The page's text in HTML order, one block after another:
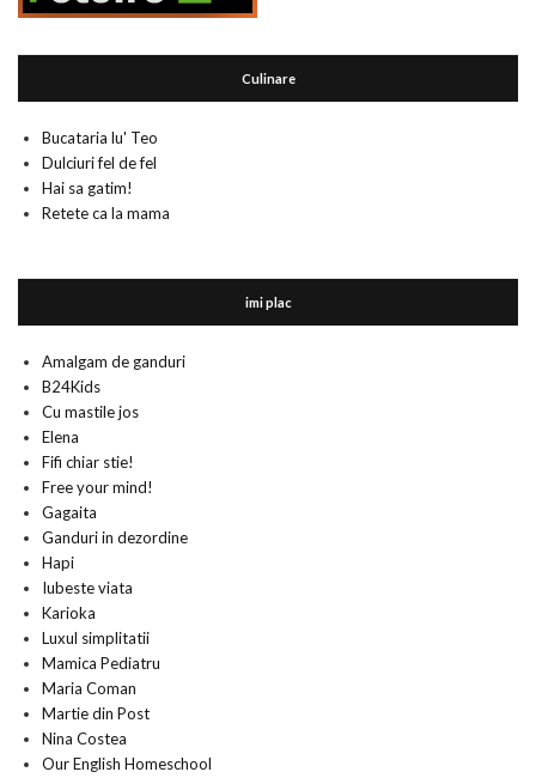
Culinare
Bucataria lu' Teo
Dulciuri fel de fel
Hai sa gatim!
Retete ca la mama
imi plac
Amalgam de ganduri
B24Kids
Cu mastile jos
Elena
Fifi chiar stie!
Free your mind!
Gagaita
Ganduri in dezordine
Hapi
Iubeste viata
Karioka
Luxul simplitatii
Mamica Pediatru
Maria Coman
Martie din Post
Nina Costea
Our English Homeschool